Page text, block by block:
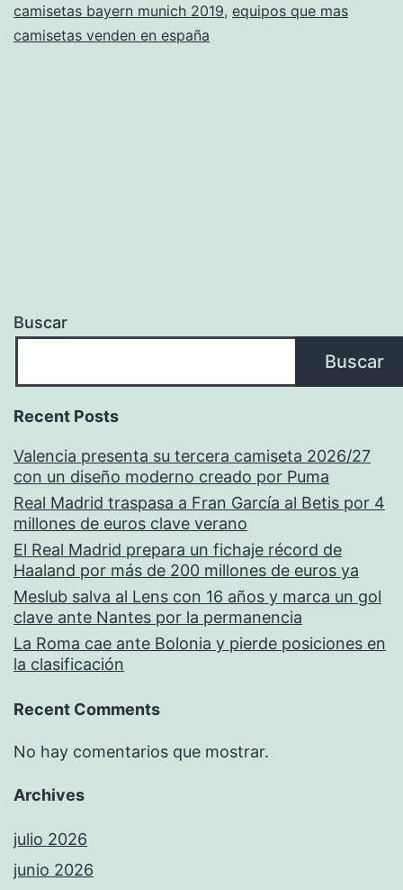
camisetas bayern munich 2019, equipos que mas
camisetas venden en españa
Buscar
Buscar
Recent Posts
Valencia presenta su tercera camiseta 2026/27
con un diseño moderno creado por Puma
Real Madrid traspasa a Fran García al Betis por 4
millones de euros clave verano
El Real Madrid prepara un fichaje récord de
Haaland por más de 200 millones de euros ya
Meslub salva al Lens con 16 años y marca un gol
clave ante Nantes por la permanencia
La Roma cae ante Bolonia y pierde posiciones en
la clasificación
Recent Comments
No hay comentarios que mostrar.
Archives
julio 2026
junio 2026